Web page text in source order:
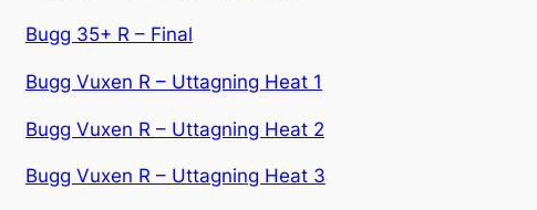
Bugg 35+ R – Final
Bugg Vuxen R – Uttagning Heat 1
Bugg Vuxen R – Uttagning Heat 2
Bugg Vuxen R – Uttagning Heat 3